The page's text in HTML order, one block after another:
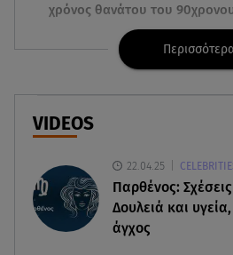
χρόνος θανάτου του
07.08.26 , 20:13
Κυψέλη: Tι βρέθηκε στο
38χρονης Λίζα
07.08.26 , 19:15
Συντάξεις Σεπτεμβρίου: Πότε
χρήματα στους λογαριασμούς
07.08.26 , 18:45
Φωτιά στο Στεφάνι
VIDEOS
22.04.25
Παρθένος:
Δουλειά και
άγχος